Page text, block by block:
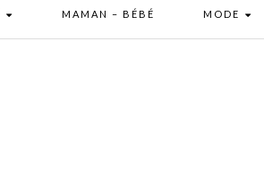
MAMAN – BÉBÉ MODE